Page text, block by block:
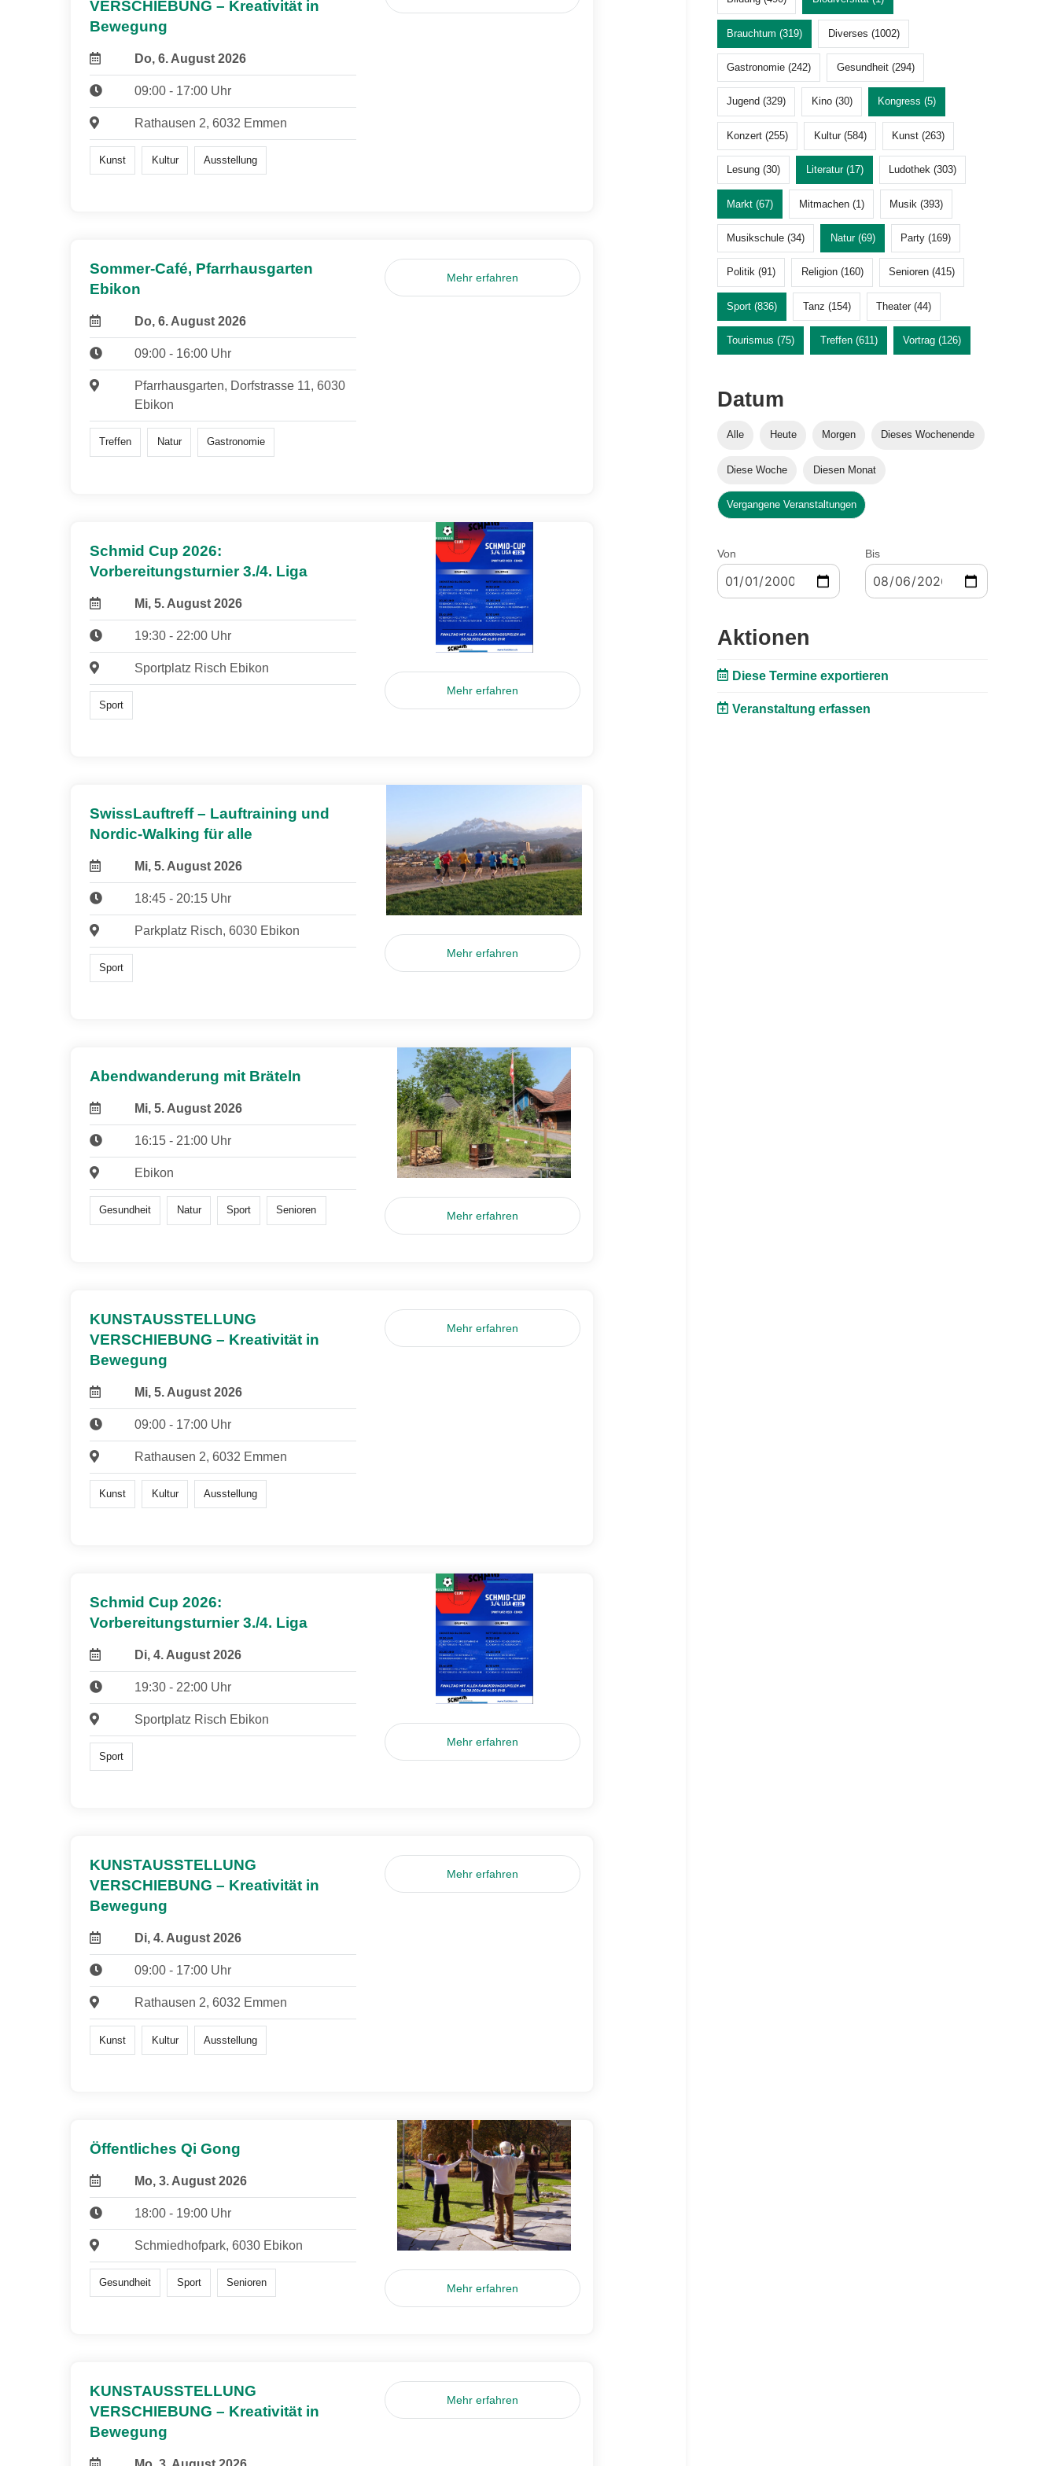
VERSCHIEBUNG – Kreativität in
Bewegung
Do, 6. August 2026
09:00 - 17:00 Uhr
Rathausen 2, 6032 Emmen
Kunst Kultur Ausstellung
Sommer-Café, Pfarrhausgarten
Ebikon
Do, 6. August 2026
09:00 - 16:00 Uhr
Pfarrhausgarten, Dorfstrasse 11, 6030
Ebikon
Treffen Natur Gastronomie
Mehr erfahren
Schmid Cup 2026:
Vorbereitungsturnier 3./4. Liga
Mi, 5. August 2026
19:30 - 22:00 Uhr
Sportplatz Risch Ebikon
Sport
Mehr erfahren
SwissLauftreff – Lauftraining und
Nordic-Walking für alle
Mi, 5. August 2026
18:45 - 20:15 Uhr
Parkplatz Risch, 6030 Ebikon
Sport
Mehr erfahren
Abendwanderung mit Bräteln
Mi, 5. August 2026
16:15 - 21:00 Uhr
Ebikon
Gesundheit Natur Sport Senioren Mehr erfahren
KUNSTAUSSTELLUNG
VERSCHIEBUNG – Kreativität in
Bewegung
Mi, 5. August 2026
09:00 - 17:00 Uhr
Rathausen 2, 6032 Emmen
Kunst Kultur Ausstellung
Mehr erfahren
Schmid Cup 2026:
Vorbereitungsturnier 3./4. Liga
Di, 4. August 2026
19:30 - 22:00 Uhr
Sportplatz Risch Ebikon
Sport
Mehr erfahren
KUNSTAUSSTELLUNG
VERSCHIEBUNG – Kreativität in
Bewegung
Di, 4. August 2026
09:00 - 17:00 Uhr
Rathausen 2, 6032 Emmen
Kunst Kultur Ausstellung
Mehr erfahren
Öffentliches Qi Gong
Mo, 3. August 2026
18:00 - 19:00 Uhr
Schmiedhofpark, 6030 Ebikon
Gesundheit Sport Senioren Mehr erfahren
KUNSTAUSSTELLUNG
VERSCHIEBUNG – Kreativität in
Bewegung
Mehr erfahren
Brauchtum (319) Diverses (1002)
Gastronomie (242) Gesundheit (294)
Jugend (329) Kino (30) Kongress (5)
Konzert (255) Kultur (584) Kunst (263)
Lesung (30) Literatur (17) Ludothek (303)
Markt (67) Mitmachen (1) Musik (393)
Musikschule (34) Natur (69) Party (169)
Politik (91) Religion (160) Senioren (415)
Sport (836) Tanz (154) Theater (44)
Tourismus (75) Treffen (611) Vortrag (126)
Datum
Alle Heute Morgen Dieses Wochenende
Diese Woche Diesen Monat
Vergangene Veranstaltungen
Von Bis
Aktionen
Diese Termine exportieren
Veranstaltung erfassen